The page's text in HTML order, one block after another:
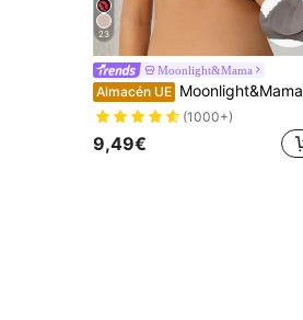
23
Moonlight&Mama
Almacén UE Moonlight&Mama Sujetador inalámbrico sólido y cómodo para lactancia de maternidad para mamá
(1000+)
9,49€